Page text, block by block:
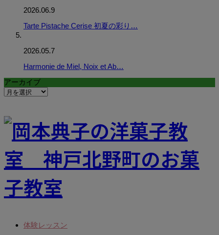
2026.06.9
Tarte Pistache Cerise 初夏の彩り…
2026.05.7
Harmonie de Miel, Noix et Ab…
アーカイブ
ア
イ
体験レッスン